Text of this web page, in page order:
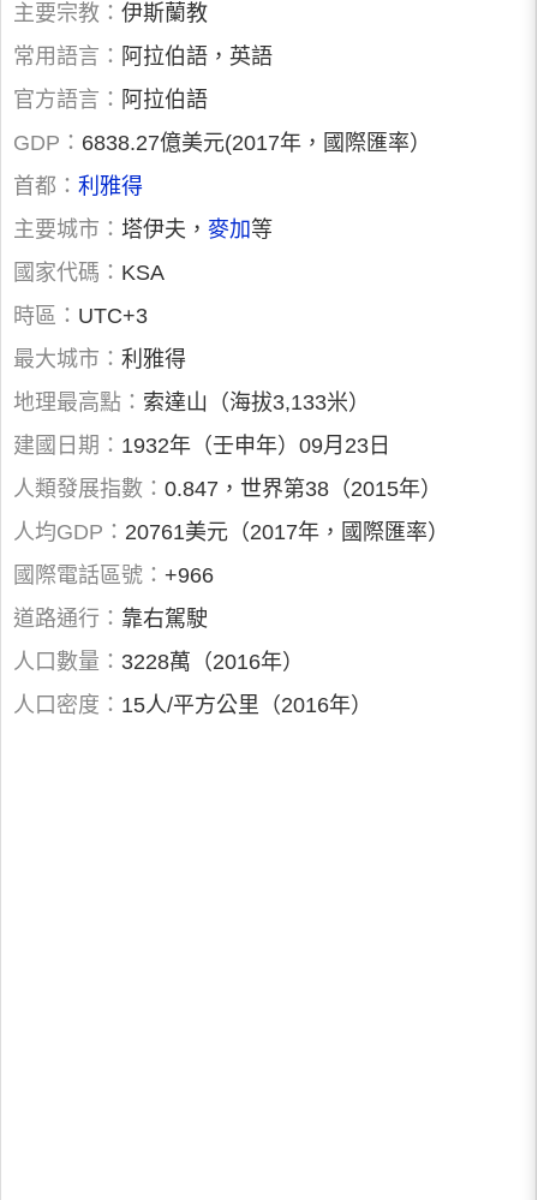
主要宗教： 伊斯蘭教
常用語言： 阿拉伯語，英語
官方語言： 阿拉伯語
GDP： 6838.27億美元(2017年，國際匯率）
首都： 利雅得
主要城市： 塔伊夫， 麥加 等
國家代碼： KSA
時區： UTC+3
最大城市： 利雅得
地理最高點： 索達山（海拔3,133米）
建國日期： 1932年（壬申年）09月23日
人類發展指數： 0.847，世界第38（2015年）
人均GDP： 20761美元（2017年，國際匯率）
國際電話區號： +966
道路通行： 靠右駕駛
人口數量： 3228萬（2016年）
人口密度： 15人/平方公里（2016年）